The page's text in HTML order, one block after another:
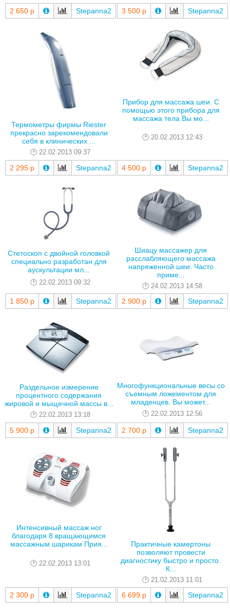
2 650 р Stepanna2 3 500 р Stepanna2
Термометры фирмы Riester
прекрасно зарекомендовали
себя в клинических ...
22.02.2013 09:37
2 295 р Stepanna2
Прибор для массажа шеи. С
помощью этого прибора для
массажа тела Вы мо...
20.02.2013 12:43
4 500 р Stepanna2
Стетоскоп с двойной головкой
специально разработан для
аускультации мл...
22.02.2013 09:32
1 850 р Stepanna2
Шиацу массажер для
расслабляющего массажа
напряженной шеи. Часто
приме...
24.02.2013 14:58
2 900 р Stepanna2
Раздельное измерение
процентного содержания
жировой и мыщечной массы в...
22.02.2013 13:18
5 900 р Stepanna2
Многофункциональные весы со
съемным ложементом для
младенцев. Вы может...
22.02.2013 12:56
2 700 р Stepanna2
Интенсивный массаж ног
благодаря 8 вращающимся
массажным шарикам Прия...
22.02.2013 13:01
2 300 р Stepanna2
Практичные камертоны
позволяют провести
диагностику быстро и просто.
К...
21.02.2013 11:01
6 699 р Stepanna2